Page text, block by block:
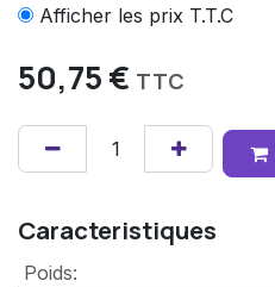
Afficher les prix T.T.C
50,75€ TTC
Caracteristiques
Poids: